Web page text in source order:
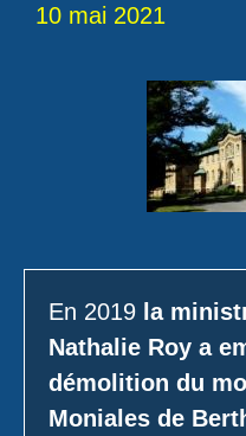
10 mai 2021
En 2019 la
Nathalie Roy a
démolition du
Moniales de